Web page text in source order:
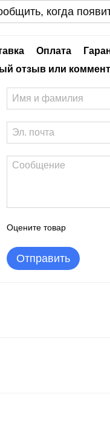
когда
Оплата
отзыв или
Оцените товар
Отправить